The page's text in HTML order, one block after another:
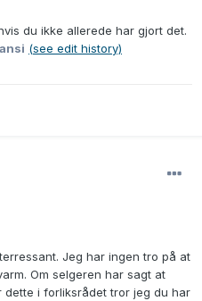
du ikke allerede har gjort det.
(see edit history)
Jeg har ingen tro på at
Om selgeren har sagt at
dette i forliksrådet tror jeg du har